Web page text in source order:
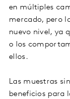
en múltiples
mercado, pero
nuevo nivel, ya
o los
ellos.
Las muestras
beneficios para